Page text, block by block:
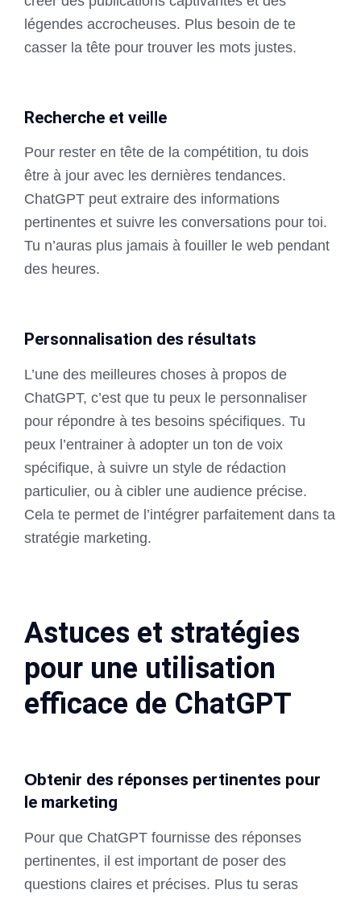
légendes accrocheuses. Plus besoin de te
casser la tête pour trouver les mots justes.
Recherche et veille
Pour rester en tête de la compétition, tu dois
être à jour avec les dernières tendances.
ChatGPT peut extraire des informations
pertinentes et suivre les conversations pour toi.
Tu n’auras plus jamais à fouiller le web pendant
des heures.
Personnalisation des résultats
L’une des meilleures choses à propos de
ChatGPT, c’est que tu peux le personnaliser
pour répondre à tes besoins spécifiques. Tu
peux l’entrainer à adopter un ton de voix
spécifique, à suivre un style de rédaction
particulier, ou à cibler une audience précise.
Cela te permet de l’intégrer parfaitement dans ta
stratégie marketing.
Astuces et stratégies
pour une utilisation
efficace de ChatGPT
Obtenir des réponses pertinentes pour
le marketing
Pour que ChatGPT fournisse des réponses
pertinentes, il est important de poser des
questions claires et précises. Plus tu seras